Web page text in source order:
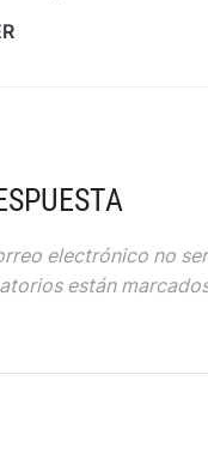
electrónico no
están